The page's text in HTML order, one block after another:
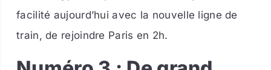
facilité aujourd’hui avec la nouvelle ligne de
train, de rejoindre Paris en 2h.